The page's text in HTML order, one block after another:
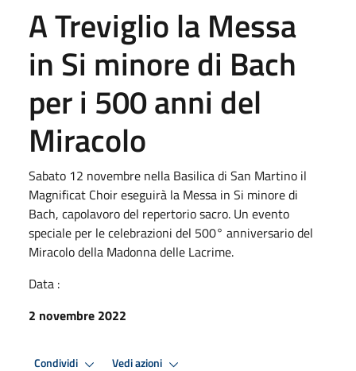
A Treviglio la Messa
in Si minore di Bach
per i 500 anni del
Miracolo
Sabato 12 novembre nella Basilica di San Martino il
Magnificat Choir eseguirà la Messa in Si minore di
Bach, capolavoro del repertorio sacro. Un evento
speciale per le celebrazioni del 500° anniversario del
Miracolo della Madonna delle Lacrime.
Data :
2 novembre 2022
Condividi Vedi azioni